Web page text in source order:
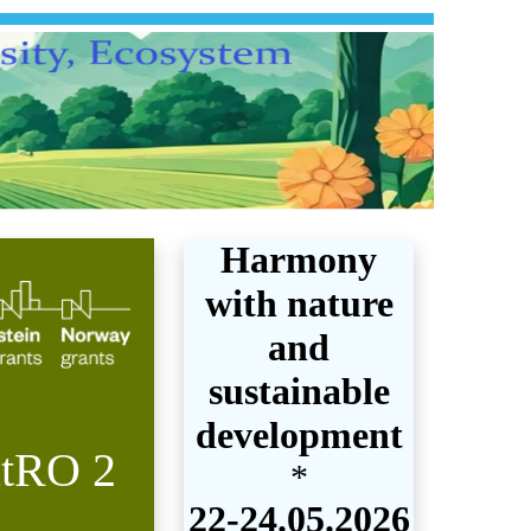
2
Harmony
with nature
and
sustainable
development
*
22-24.05.2026